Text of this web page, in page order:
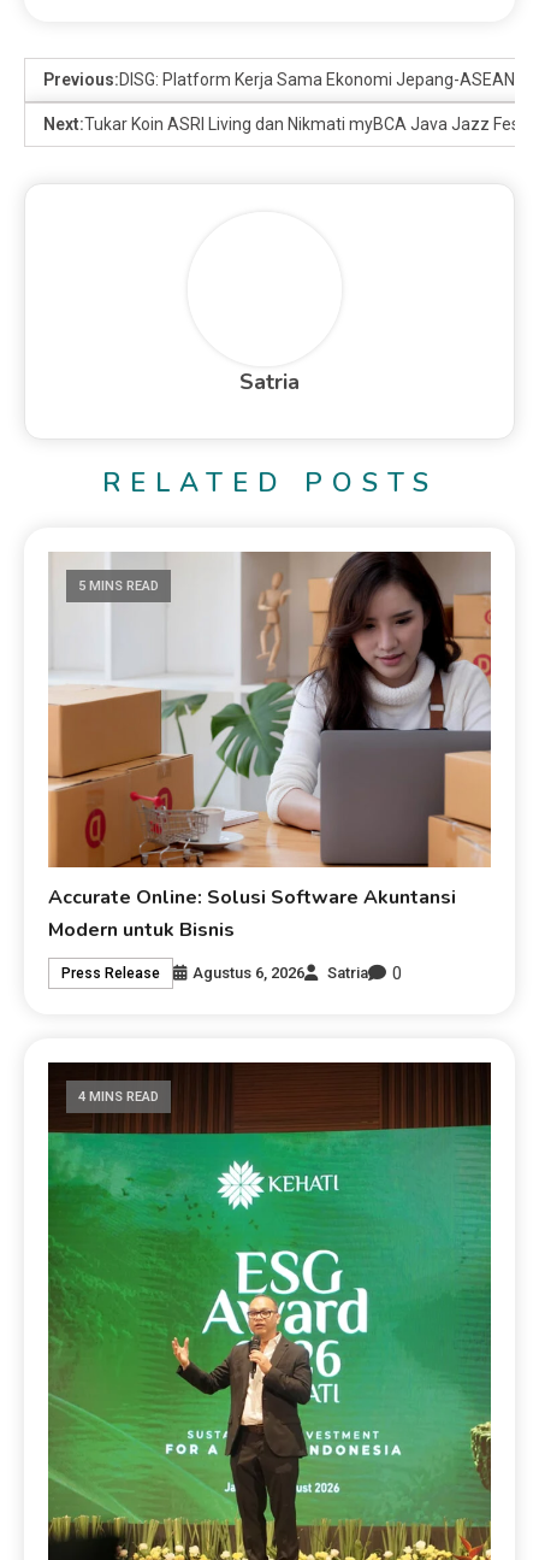
Previous:DISG: Platform Kerja Sama Ekonomi Jepang-ASEAN
Next:Tukar Koin ASRI Living dan Nikmati myBCA Java Jazz
Satria
RELATED POSTS
5 MINS READ
Accurate Online: Solusi Software Akuntansi
Modern untuk Bisnis
Press Release Agustus 6, 2026 Satria 0
4 MINS READ